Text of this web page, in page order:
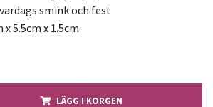
smink och fest
5.5cm x 1.5cm
LÄGG I KORGEN